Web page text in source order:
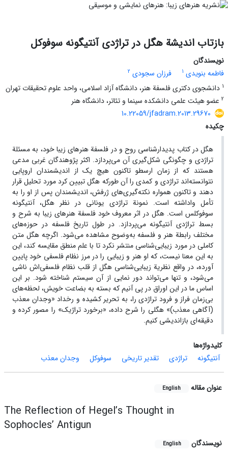
بازتاب اندیشة هگل در تراژدی آنتیگونه سوفوکل
نویسندگان
فاطمه بنویدی 1 فرزان سجودی 2
1 دانشجوی دکتری فلسفة هنر، دانشگاه آزاد اسلامی، واحد علوم تحقیقات تهران
2 عضو هیئت علمی دانشکده سینما و تئاتر، دانشگاه هنر
10.22059/jfadram.2013.29670
چکیده
هگل در کتاب پدیدارشناسی روح و در فلسفة هنرهای زیبا خود، به مسئلة
تراژدی و چگونگی شکل‌گیری آن می‌پردازد. اکثر پژوهندگان غربی مدعی
هستند که از زمان ارسطو تاکنون هیچ یک از اندیشمندان اروپایی
نتوانسته‌اند تراژدی و کمدی را آن طورکه هگل تبیین کرد مورد تحلیل قرار
دهند و تاکنون همواره نکته‌گیری‌های ژرفش، اندیشمندان پس از او را به
تأمل واداشته است. نمونة تراژدی یونانی در نظر هگل، آنتیگونه
سوفوکلس است. هگل در اثر معروف خود فلسفة هنرهای زیبا به شرح و
بسط تراژدی آنتیگونه می‌پردازد. در طول تاریخ فلسفه در حوزه‌های
مختلف رابطة هنر و فلسفه به‌وضوح مشاهده می‌شود. اگرچه هگل متن
کاملی در مورد زیبایی‌شناسی منتشر نکرد تا با علم منطق مقایسه کند، این
به این معنا نیست، که او هنر و زیبایی را در مرز نظام فلسفی خود پایین
آورده، در واقع نظریة زیبایی‌شناسی هگل از قلب نظام فلسفی‌اش ناشی‌
می‌شود، و تنها می‌تواند دور نمایی از آن سیستم شناخته شود. بر این
اساس ما در این اوراق در پی آنیم که بسته به بضاعت خویش، لحظه‌های
بی‌زمان فراز و فرود تراژدی را، به تحریر کشیده و رخداد «وجدان معذب
(آگاهی معذب)» هگلی را شرح داده، «برخورد تراژیک» را مصور کرده و
دقیقه‌ای بازاندیشی کنیم.
کلیدواژه‌ها
آنتیگونه
تراژدی تقدیر تاریخی سوفوکل وجدان معذب
عنوان مقاله English
The Reflection of Hegel’s Thought in
Sophocles’ Antigun
نویسندگان English